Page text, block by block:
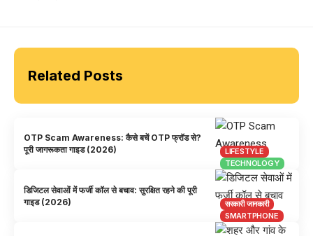
Related Posts
LIFESTYLE
TECHNOLOGY
OTP Scam Awareness: कैसे बचें OTP फ्रॉड से?
पूरी जागरूकता गाइड (2026)
सरकारी जानकारी
SMARTPHONE
डिजिटल सेवाओं में फर्जी कॉल से बचाव: सुरक्षित रहने की पूरी
गाइड (2026)